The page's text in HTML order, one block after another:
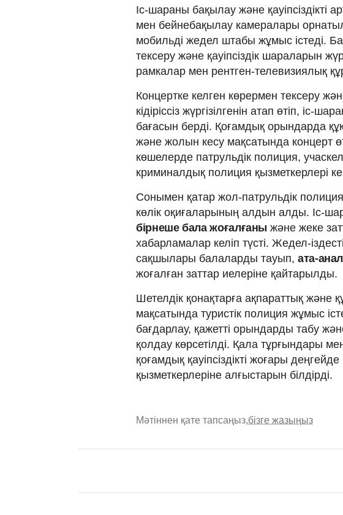
Іс-шараны бақылау және қауіпсіздікті
мен бейнебақылау камералары
мобильді жедел штабы жұмыс істеді.
тексеру және қауіпсіздік шараларын
рамкалар мен рентген-телевизиялық
Концертке келген көрермен тексеру
кідіріссіз жүргізілгенін атап өтіп,
бағасын берді. Қоғамдық орындарда
және жолын кесу мақсатында концерт
көшелерде патрульдік полиция,
криминалдық полиция қызметкерлері
Сонымен қатар жол-патрульдік
көлік оқиғаларының алдын алды. Іс-
бірнеше бала жоғалғаны және жеке
хабарламалар келіп түсті. Жедел-
сақшылары балаларды тауып, ата-
жоғалған заттар иелеріне қайтарылды.
Шетелдік қонақтарға ақпараттық және
мақсатында туристік полиция жұмыс
бағдарлау, қажетті орындарды табу
қолдау көрсетілді. Қала тұрғындары
қоғамдық қауіпсіздікті жоғары
қызметкерлеріне алғыстарын білдірді.
Мәтіннен қате тапсаңыз,бізге жазыңыз